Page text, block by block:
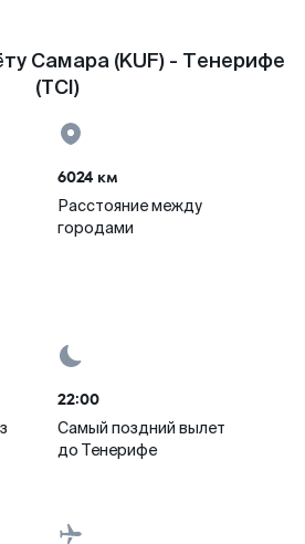
Самара (KUF) - Тенерифе
(TCI)
6024 км
Расстояние между
городами
22:00
Самый поздний вылет
до Тенерифе